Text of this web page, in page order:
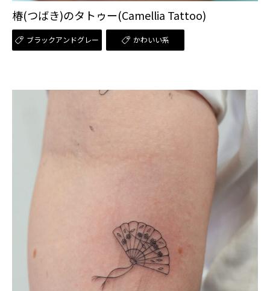
椿(つばき)のタトゥー(Camellia Tattoo)
ブラックアンドグレー かわいい系